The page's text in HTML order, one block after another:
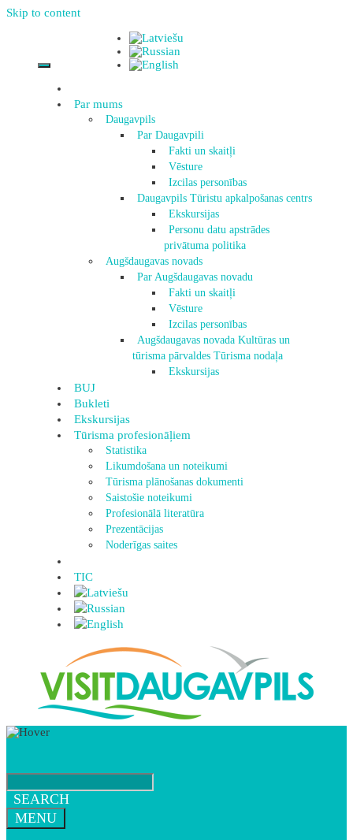
Skip to content
Par mums
Daugavpils
Par Daugavpili
Fakti un skaitļi
Vēsture
Izcilas personības
Daugavpils Tūristu apkalpošanas centrs
Ekskursijas
Personu datu apstrādes
privātuma politika
Augšdaugavas novads
Par Augšdaugavas novadu
Fakti un skaitļi
Vēsture
Izcilas personības
Augšdaugavas novada Kultūras un
tūrisma pārvaldes Tūrisma nodaļa
Ekskursijas
BUJ
Bukleti
Ekskursijas
Tūrisma profesionāļiem
Statistika
Likumdošana un noteikumi
Tūrisma plānošanas dokumenti
Saistošie noteikumi
Profesionālā literatūra
Prezentācijas
Noderīgas saites
TIC
SEARCH
MENU